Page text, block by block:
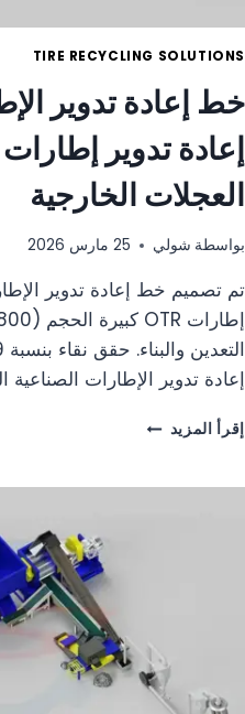
TIRE RECYCLING SOLUTIONS
خط إعادة تدوير
إعادة تدوير
العجلات الخارجية
بواسطة شولي 25 مارس 2026
تم تصميم خط إعادة تدوير
إعادة تدوير الإطارات
إقرأ المزيد خط
الإطارات
إطارات
الشاحنات
ذات
العجلات